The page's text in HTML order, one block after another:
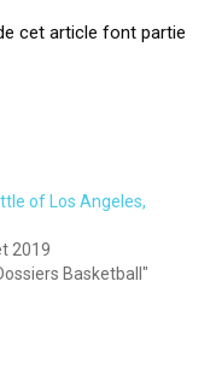
cet article font partie
of Los Angeles,
2019
Basketball"